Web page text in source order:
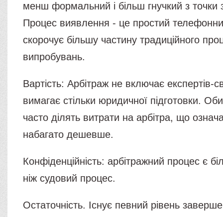
менш формальний і більш гнучкий з точки
Процес виявлення - це простий
скорочує більшу частину традиційного
випробувань.
Вартість: Арбітраж не включає експертів-
вимагає стільки юридичної підготовки.
часто ділять витрати на арбітра, що
набагато дешевше.
Конфіденційність: арбітражний процес є
ніж судовий процес.
Остаточність. Існує певний рівень